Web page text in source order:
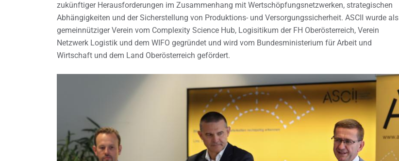
zukünftiger Herausforderungen im Zusammenhang mit Wertschöpfungsnetzwerken, strategischen
Abhängigkeiten und der Sicherstellung von Produktions- und Versorgungssicherheit. ASCII wurde als
gemeinnütziger Verein vom Complexity Science Hub, Logisitikum der FH Oberösterreich, Verein
Netzwerk Logistik und dem WIFO gegründet und wird vom Bundesministerium für Arbeit und
Wirtschaft und dem Land Oberösterreich gefördert.